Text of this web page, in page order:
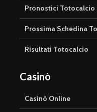
Pronostici Totocalcio
Prossima Schedina
Risultati Totocalcio
Casinò
Casinò Online